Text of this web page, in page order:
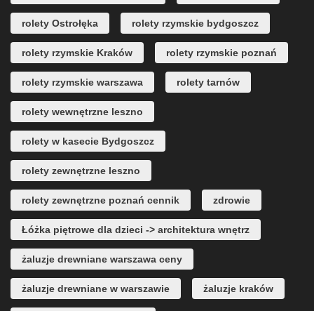
rolety Ostrołęka rolety rzymskie bydgoszcz
rolety rzymskie Kraków rolety rzymskie poznań
rolety rzymskie warszawa rolety tarnów
rolety wewnętrzne leszno
rolety w kasecie Bydgoszcz
rolety zewnętrzne leszno
rolety zewnętrzne poznań cennik zdrowie
Łóżka piętrowe dla dzieci -> architektura wnętrz
żaluzje drewniane warszawa ceny
żaluzje drewniane w warszawie żaluzje kraków